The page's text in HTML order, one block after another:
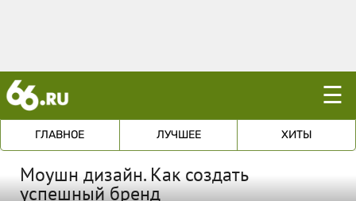
☰
ГЛАВНОЕ ЛУЧШЕЕ ХИТЫ
Моушн дизайн. Как создать
успешный бренд